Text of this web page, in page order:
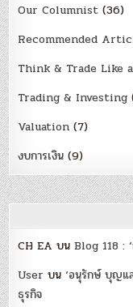
Our Columnist (36)
Recommended
Think & Trade Like
Trading & Investing
Valuation (7)
งบการเงิน (9)
CH EA บนBlog 118 :
User บน‘อนุรักษ์ บุญแ
ธุรกิจ